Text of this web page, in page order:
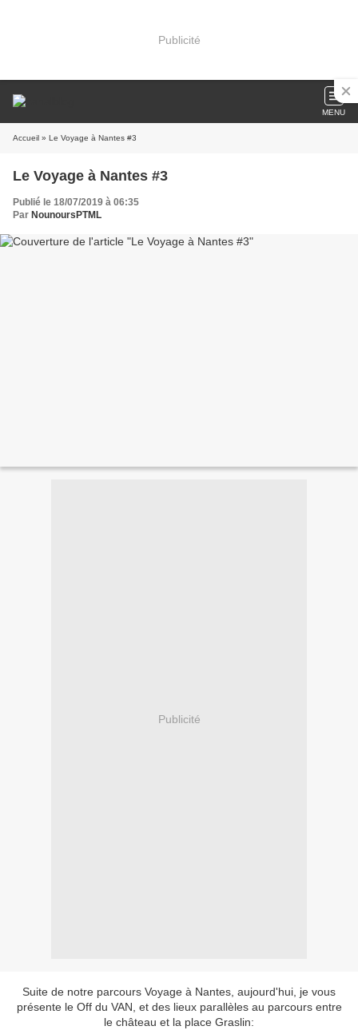
Publicité
MENU
Accueil » Le Voyage à Nantes #3
Le Voyage à Nantes #3
Publié le 18/07/2019 à 06:35
Par NounoursPTML
Publicité
Suite de notre parcours Voyage à Nantes, aujourd'hui, je vous
présente le Off du VAN, et des lieux parallèles au parcours entre
le château et la place Graslin: